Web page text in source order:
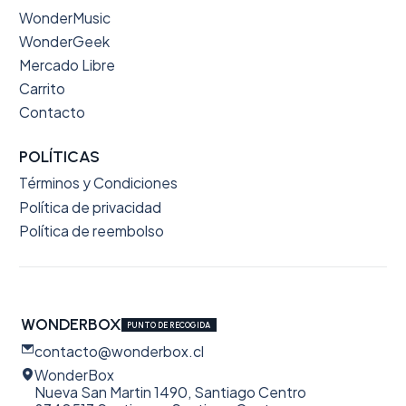
WonderMusic
WonderGeek
Mercado Libre
Carrito
Contacto
POLÍTICAS
Términos y Condiciones
Política de privacidad
Política de reembolso
WONDERBOX PUNTO DE RECOGIDA
contacto@wonderbox.cl
WonderBox
Nueva San Martin 1490, Santiago Centro